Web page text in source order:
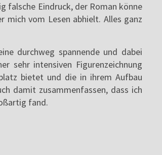
falsche Eindruck, der Roman könne
mich vom Lesen abhielt. Alles ganz
durchweg spannende und dabei
sehr intensiven Figurenzeichnung
bietet und die in ihrem Aufbau
damit zusammenfassen, dass ich
fand.